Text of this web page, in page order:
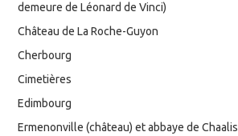
demeure de Léonard de Vinci)
Château de La Roche-Guyon
Cherbourg
Cimetières
Edimbourg
Ermenonville (château) et abbaye de Chaalis